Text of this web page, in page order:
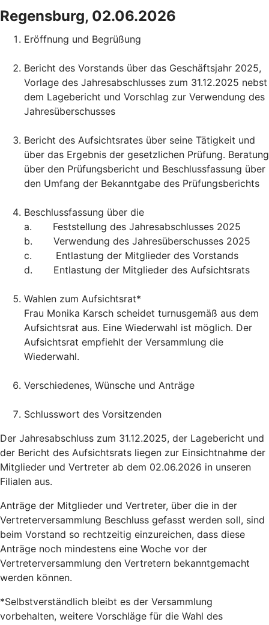
Regensburg, 02.06.2026
Eröffnung und Begrüßung
Bericht des Vorstands über das Geschäftsjahr 2025,
Vorlage des Jahresabschlusses zum 31.12.2025 nebst
dem Lagebericht und Vorschlag zur Verwendung des
Jahresüberschusses
Bericht des Aufsichtsrates über seine Tätigkeit und
über das Ergebnis der gesetzlichen Prüfung. Beratung
über den Prüfungsbericht und Beschlussfassung über
den Umfang der Bekanntgabe des Prüfungsberichts
Beschlussfassung über die
a. Feststellung des Jahresabschlusses 2025
b. Verwendung des Jahresüberschusses 2025
c. Entlastung der Mitglieder des Vorstands
d. Entlastung der Mitglieder des Aufsichtsrats
Wahlen zum Aufsichtsrat*
Frau Monika Karsch scheidet turnusgemäß aus dem
Aufsichtsrat aus. Eine Wiederwahl ist möglich. Der
Aufsichtsrat empfiehlt der Versammlung die
Wiederwahl.
Verschiedenes, Wünsche und Anträge
Schlusswort des Vorsitzenden
Der Jahresabschluss zum 31.12.2025, der Lagebericht und
der Bericht des Aufsichtsrats liegen zur Einsichtnahme der
Mitglieder und Vertreter ab dem 02.06.2026 in unseren
Filialen aus.
Anträge der Mitglieder und Vertreter, über die in der
Vertreterversammlung Beschluss gefasst werden soll, sind
beim Vorstand so rechtzeitig einzureichen, dass diese
Anträge noch mindestens eine Woche vor der
Vertreterversammlung den Vertretern bekanntgemacht
werden können.
*Selbstverständlich bleibt es der Versammlung
vorbehalten, weitere Vorschläge für die Wahl des